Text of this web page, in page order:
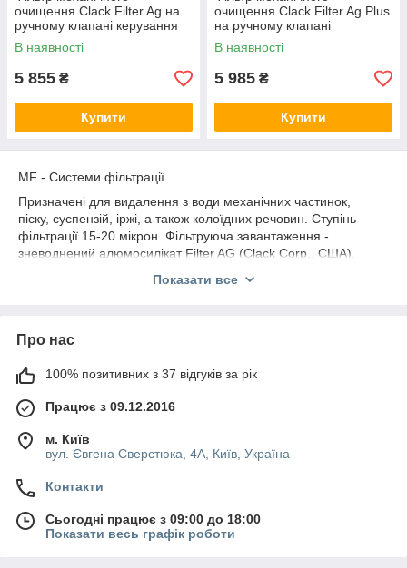
очищення Clack Filter Ag на
ручному клапані керування
В наявності
5 855 ₴
Купити
очищення Clack Filter Ag Plus
на ручному клапані
керування
В наявності
5 985 ₴
Купити
MF - Системи фільтрації
Призначені для видалення з води механічних частинок,
піску, суспензій, іржі, а також колоїдних речовин. Ступінь
фільтрації 15-20 мікрон. Фільтруюча завантаження -
зневоднений алюмосилікат Filter AG (Clack Corp., США).
IF - Системи знезалізнення
також
Фільтруючий матеріал - Сорбент АС (ЗАТ "АЛСИС, Росія).
Призначені для видалення залишкового хлору і поліпшення
органолептичних властивостей води (усунення присмаку,
запаху,
активоване
Показати все
Про нас
100% позитивних з 37 відгуків за рік
Працює з 09.12.2016
м. Київ
вул. Євгена Сверстюка, 4А, Київ, Україна
Контакти
Сьогодні працює з 09:00 до 18:00
Показати весь графік роботи